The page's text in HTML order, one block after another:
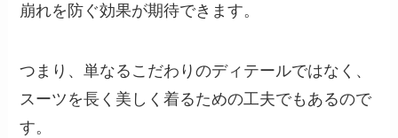
崩れを防ぐ効果が期待できます。
つまり、単なるこだわりのディテールではなく、
スーツを長く美しく着るための工夫でもあるので
す。